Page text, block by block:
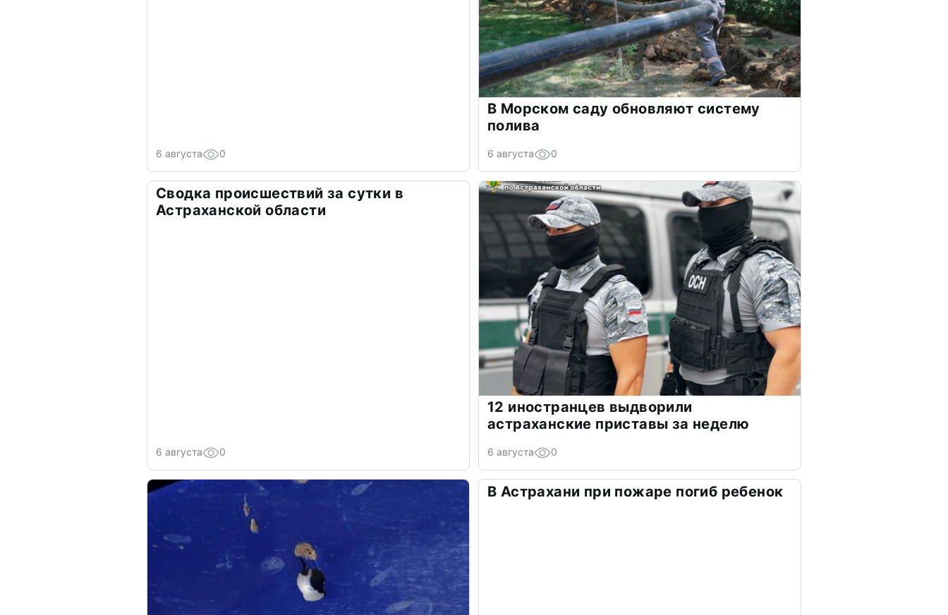
6 августа 0
В Морском саду обновляют систему
полива
6 августа 0
Сводка происшествий за сутки в
Астраханской области
6 августа 0
12 иностранцев выдворили
астраханские приставы за неделю
6 августа 0
В Астрахани при пожаре погиб ребенок